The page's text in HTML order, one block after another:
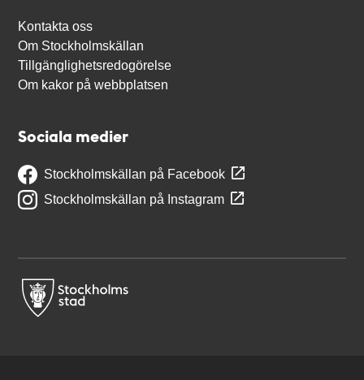
Kontakta oss
Om Stockholmskällan
Tillgänglighetsredogörelse
Om kakor på webbplatsen
Sociala medier
Stockholmskällan på Facebook
Stockholmskällan på Instagram